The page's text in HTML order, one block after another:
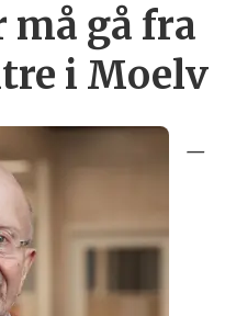
må gå fra
i Moelv
–